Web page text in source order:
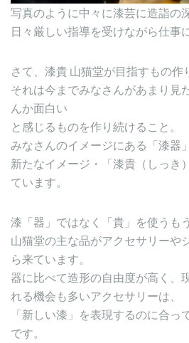
写真のように中々に漆芸に造詣の
日々厳しい指導を受けながら仕事
さて、漆貴 山猫堂が目指すもの作
それは今までみなさんがあまり見
んか面白い
と感じるものを作り続けること。
みなさんのイメージにある「漆器
新たなイメージ・「漆貴（しっき
ています。
漆「器」ではなく「貴」を使うも
山猫堂の主な品がアクセサリーや
ら来ています。
器に比べて造形の自由度が高く、
れる機会も多いアクセサリーは、
「新しい漆」を表現するのに合っ
です。